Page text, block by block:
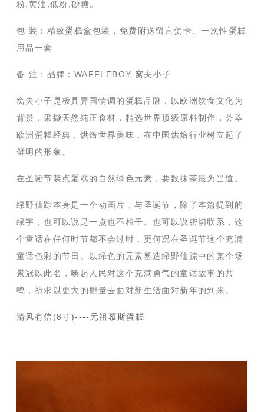
粉,黄油,低粉,砂糖。
包 装：精致蛋糕盒包装，免费附送留言贺卡、一次性蛋糕
用品一套
备 注：品牌：WAFFLEBOY 窝夫小子
窝夫小子是极具异国情调的蛋糕品牌，以欧洲饮食文化为
背景，采撷天然纯正食材，精选世界顶级原料制作，荟萃
欧洲蛋糕经典，烘焙世界美味，在中国烘焙行业树立起了
鲜明的形象。
在圣诞节装点蛋糕的自然绿色元素，要数抹茶最为当道。
绿野仙踪本身是一个动画片，与圣诞节，除了本篇提到的
绿字，也可以说是一点也不相干。也可以说密切联系，这
个童话在任何时节都不会过时，更何况在圣诞节这个充满
童话色彩的节日。以绿色的元素塑造绿野仙踪中的某个场
景冠以此名，唤起人民对这个充满勇气的童话故事的共
鸣，祈求以更大的胆量去面对新生活面对新年的到来。
清风有信(8寸)----元祖慕斯蛋糕